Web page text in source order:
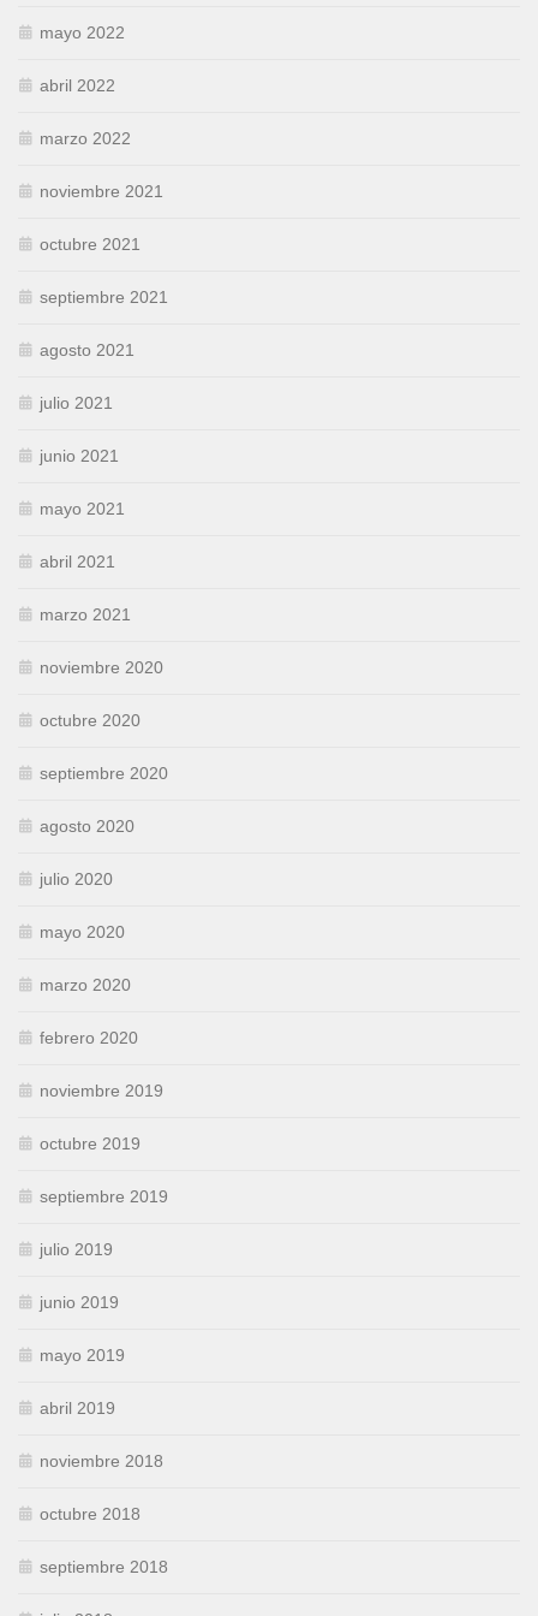
mayo 2022
abril 2022
marzo 2022
noviembre 2021
octubre 2021
septiembre 2021
agosto 2021
julio 2021
junio 2021
mayo 2021
abril 2021
marzo 2021
noviembre 2020
octubre 2020
septiembre 2020
agosto 2020
julio 2020
mayo 2020
marzo 2020
febrero 2020
noviembre 2019
octubre 2019
septiembre 2019
julio 2019
junio 2019
mayo 2019
abril 2019
noviembre 2018
octubre 2018
septiembre 2018